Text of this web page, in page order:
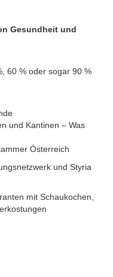
Gesundheit und
60 % oder sogar 90 %
und Kantinen – Was
Österreich
und Styria
mit Schaukochen,